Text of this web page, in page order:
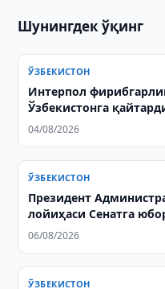
Шунингдек ўқинг
ЎЗБЕКИСТОН
Интерпол
Ўзбекистонга
04/08/2026
ЎЗБЕКИСТОН
Президент
лойиҳаси Сенатга
06/08/2026
ЎЗБЕКИСТОН